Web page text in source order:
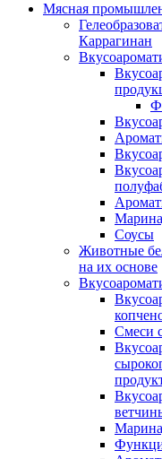
Мясная
Каррагинан
Соусы
Животные
на их основе
Смеси